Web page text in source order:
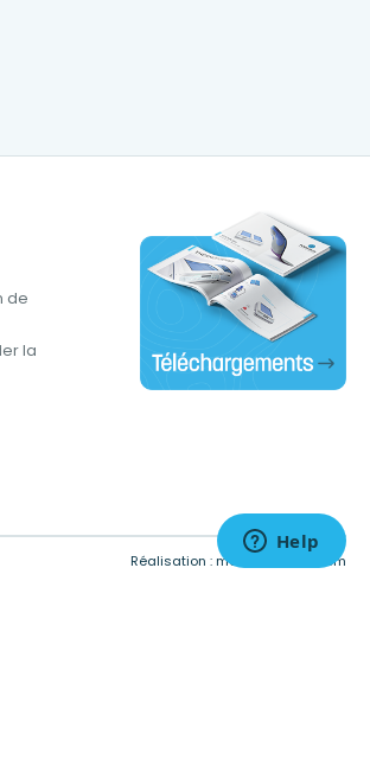
de
la
Réalisation : meta-creation.com
préférences pour contrôler la manière